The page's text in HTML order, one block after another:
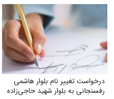
درخواست تغییر نام بلوار هاشمی
رفسنجانی به بلوار شهید حاجی‌زاده